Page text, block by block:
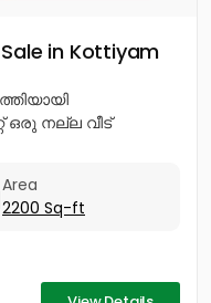
in Kottiyam
ഒരു നല്ല വീട്
Area
2200 Sq-ft